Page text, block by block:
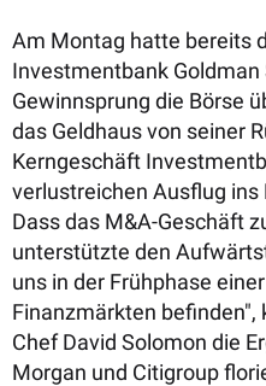
Am Montag hatte bereits
Investmentbank
Gewinnsprung die Börse
das Geldhaus von seiner
Kerngeschäft
verlustreichen Ausflug
Dass das M&A-Geschäft
unterstützte den
uns in der Frühphase
Finanzmärkten
Chef David Solomon die
Morgan und Citigroup